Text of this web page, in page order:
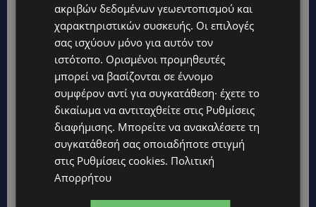
ακριβών δεδομένων γεωεντοπισμού και
χαρακτηριστικών συσκευής. Οι επιλογές
σας ισχύουν μόνο για αυτόν τον
ιστότοπο. Ορισμένοι προμηθευτές
μπορεί να βασίζονται σε έννομο
συμφέρον αντί για συγκατάθεση· έχετε το
δικαίωμα να αντιταχθείτε στις Ρυθμίσεις
διαφήμισης. Μπορείτε να ανακαλέσετε τη
συγκατάθεσή σας οποιαδήποτε στιγμή
στις Ρυθμίσεις cookies. Πολιτική
Απορρήτου